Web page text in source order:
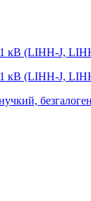
кВ (LIНН-J,
кВ (LIНН-J,